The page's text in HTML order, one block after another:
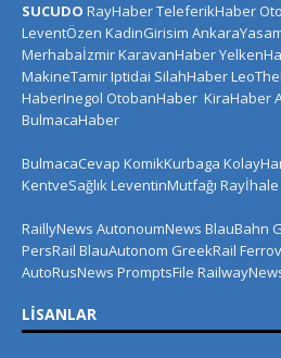
SUCUDO RayHaberTeleferikHaber
LeventÖzen KadinGirisim
MerhabaİzmirKaravanHaber
MakineTamirIptidai SilahHaber
HaberInegol OtobanHaber KiraHaber
BulmacaHaber
BulmacaCevap KomikKurbaga
KentveSağlıkLeventinMutfağı Rayİhale
RaillyNews AutonoumNews BlauBahn
PersRail BlauAutonom GreekRail
AutoRusNews PromptsFile
LISANLAR